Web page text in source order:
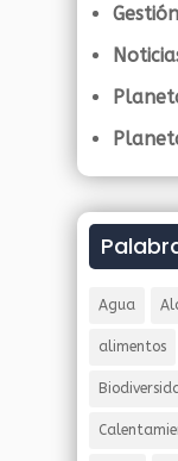
Agua
alimentos